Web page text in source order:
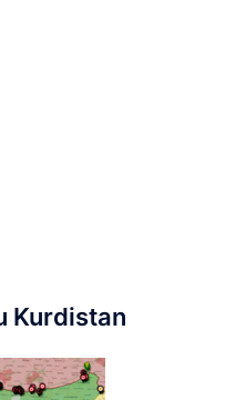
Kurdistan